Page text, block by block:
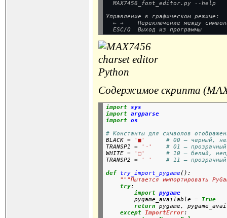
MAX7456_font_editor.py --help
Управление в графическом режиме:
← →    Переключение между
  ESC/Q  Выход из программы
Содержимое скрипта (
import sys
import argparse
import os
# Константы для символов
BLACK = '■'
# 00 — черный,
TRANSP1 = '⬝'
# 01 —
WHITE = '□'
# 10 — белый,
TRANSP2 = ' '
# 11 —
def
try_import_pygame ():
"""Пытается импортировать
try:
import pygame
        pygame_available
=
True
return
pygame,
except ImportError: